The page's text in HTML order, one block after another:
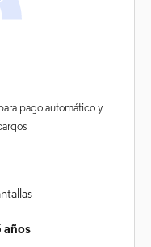
pago automático y
años